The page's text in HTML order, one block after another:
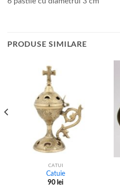
PRODUSE SIMILARE
CATUI
Catuie
90 lei